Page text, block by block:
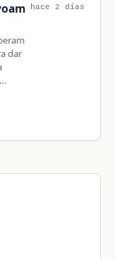
dar
hace 2 días